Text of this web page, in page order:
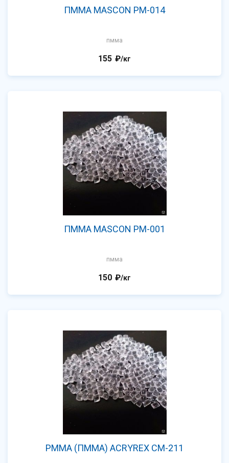
ПММА MASCON PM-014
пмма
155 ₽/кг
ПММА MASCON PM-001
пмма
150 ₽/кг
PMMA (ПММА) ACRYREX CM-211